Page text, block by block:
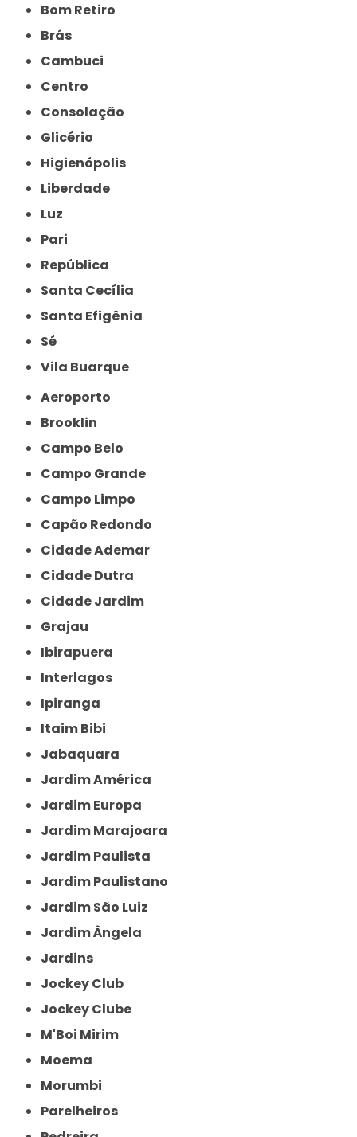
Bom Retiro
Brás
Cambuci
Centro
Consolação
Glicério
Higienópolis
Liberdade
Luz
Pari
República
Santa Cecília
Santa Efigênia
Sé
Vila Buarque
Aeroporto
Brooklin
Campo Belo
Campo Grande
Campo Limpo
Capão Redondo
Cidade Ademar
Cidade Dutra
Cidade Jardim
Grajau
Ibirapuera
Interlagos
Ipiranga
Itaim Bibi
Jabaquara
Jardim América
Jardim Europa
Jardim Marajoara
Jardim Paulista
Jardim Paulistano
Jardim São Luiz
Jardim Ângela
Jardins
Jockey Club
Jockey Clube
M'Boi Mirim
Moema
Morumbi
Parelheiros